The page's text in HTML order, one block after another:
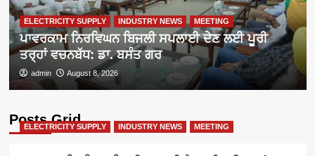
ELECTRICITY SUPPLY INDUSTRY NEWS MEETING
ਪਾਵਰਕਾਮ ਨਿਰਵਿਘਨ ਬਿਜਲੀ ਸਪਲਾਈ ਦੇਣ ਲਈ ਪੂਰੀ
ਤਰ੍ਹਾਂ ਵਚਨਬੱਧ: ਡਾ. ਬਸੰਤ ਗਰ
admin August 8, 2026
Posts Grid
ELECTRICITY SUPPLY INDUSTRY NEWS MEETING